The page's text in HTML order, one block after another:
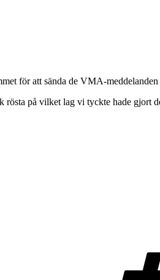
för att sända de VMA-
på vilket lag vi tyckte hade gjort